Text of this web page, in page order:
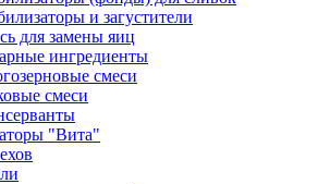
и загустители
для замены яиц
ингредиенты
смеси
смеси
"Вита"